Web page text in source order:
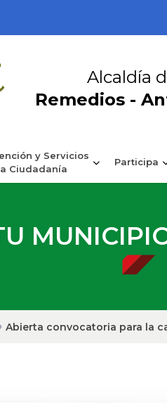
Alcaldía
Remedios -
y Servicios
Ciudadanía
Participa
Abierta convocatoria para la